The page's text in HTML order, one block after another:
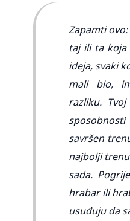
Zapamti
taj ili ta koja
ideja, svaki
mali bio,
razliku.
savršen
najbolji
sada.
hrabar ili
usuđuju da